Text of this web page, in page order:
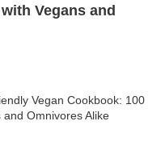
Vegans and